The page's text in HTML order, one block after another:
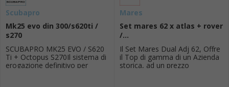
Scubapro
Mk25 evo din 300/s620ti /
s270
SCUBAPRO MK25 EVO / S620
Ti + Octopus S270Il sistema di
erogazione definitivo per
Mares
Set mares 62 x atlas + rover
/...
Il Set Mares Dual Adj 62, Offre
il Top di gamma di un Azienda
storica, ad un prezzo